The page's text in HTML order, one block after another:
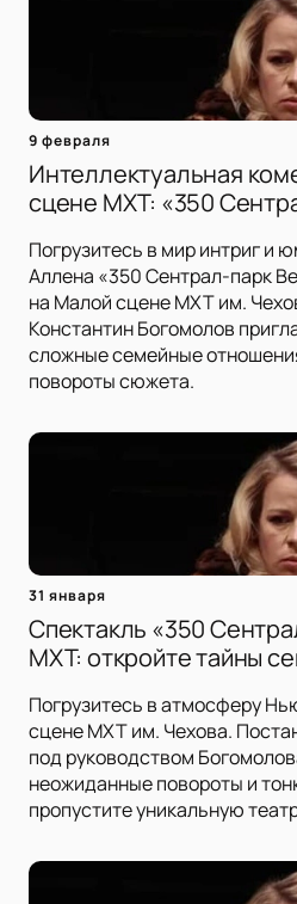
9 февраля
Интеллектуальная
сцене МХТ: «350
Погрузитесь в мир интриг и
Аллена «350 Сентрал-парк
на Малой сцене МХТ им.
Константин Богомолов
сложные семейные
повороты сюжета.
31 января
Спектакль «350
МХТ: откройте тайны
Погрузитесь в атмосферу
сцене МХТ им. Чехова.
под руководством
неожиданные повороты и
пропустите уникальную